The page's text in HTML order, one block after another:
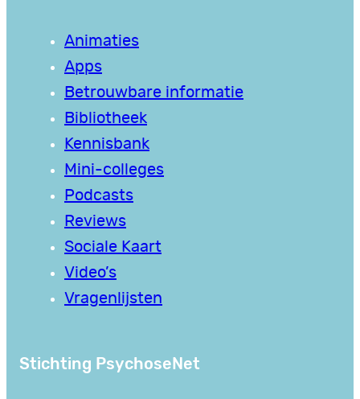
Animaties
Apps
Betrouwbare informatie
Bibliotheek
Kennisbank
Mini-colleges
Podcasts
Reviews
Sociale Kaart
Video’s
Vragenlijsten
Stichting PsychoseNet